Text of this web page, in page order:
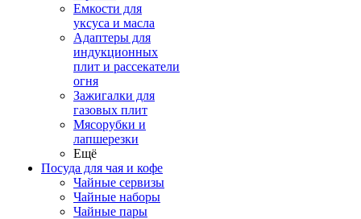
Емкости для
уксуса и масла
Адаптеры для
индукционных
плит и рассекатели
огня
Зажигалки для
газовых плит
Мясорубки и
лапшерезки
Ещё
Посуда для чая и кофе
Чайные сервизы
Чайные наборы
Чайные пары